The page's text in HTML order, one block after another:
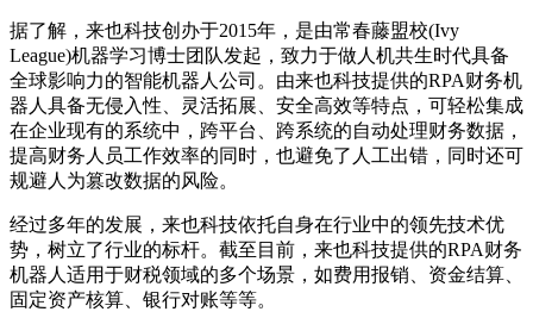
据了解，来也科技创办于2015年，是由常春藤盟校(Ivy
League)机器学习博士团队发起，致力于做人机共生时代具备
全球影响力的智能机器人公司。由来也科技提供的RPA财务机
器人具备无侵入性、灵活拓展、安全高效等特点，可轻松集成
在企业现有的系统中，跨平台、跨系统的自动处理财务数据，
提高财务人员工作效率的同时，也避免了人工出错，同时还可
规避人为篡改数据的风险。
经过多年的发展，来也科技依托自身在行业中的领先技术优
势，树立了行业的标杆。截至目前，来也科技提供的RPA财务
机器人适用于财税领域的多个场景，如费用报销、资金结算、
固定资产核算、银行对账等等。